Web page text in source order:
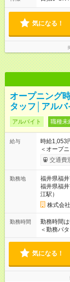
気になる！
オープニング
タッフ│アル
アルバイト 職種未
給与
時給1,053
＜オープ
別時給 8:30～
適用 8:30～17:00
100円） (
適用 ★当
★当社条件★ 近
期間なし
交通費
勤務地
福井県福
福井県福
江駅）
株式会
勤務時間
勤務時間
＜勤務パ
8:30～、
気になる！